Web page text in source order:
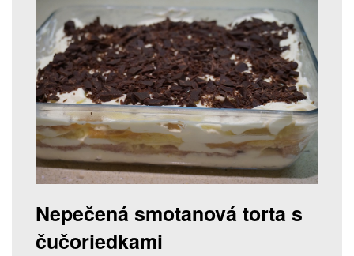
Nepečená smotanová torta s
čučoriedkami